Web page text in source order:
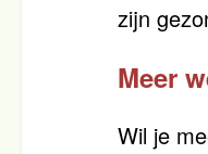
zijn
Meer
Wil je